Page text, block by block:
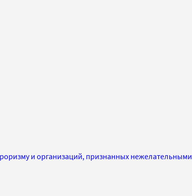
и организаций, признанных нежелательными